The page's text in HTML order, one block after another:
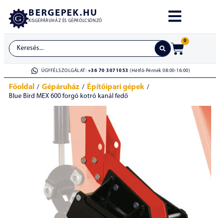
BERGEPEK.HU
KISGÉPÁRUHÁZ ÉS GÉPKÖLCSÖNZŐ
0
ÜGYFÉLSZOLGÁLAT: +36 70 3071053 (Hétfő-Péntek 08:00-16:00)
Főoldal / Gépáruház / Építőipari gépek /
Blue Bird MEX 600 forgó kotró kanál fedő